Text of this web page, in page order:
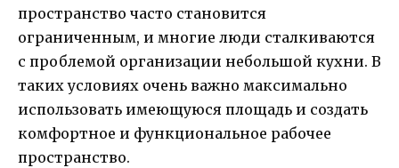
пространство часто становится
ограниченным, и многие люди сталкиваются
с проблемой организации небольшой кухни. В
таких условиях очень важно максимально
использовать имеющуюся площадь и создать
комфортное и функциональное рабочее
пространство.